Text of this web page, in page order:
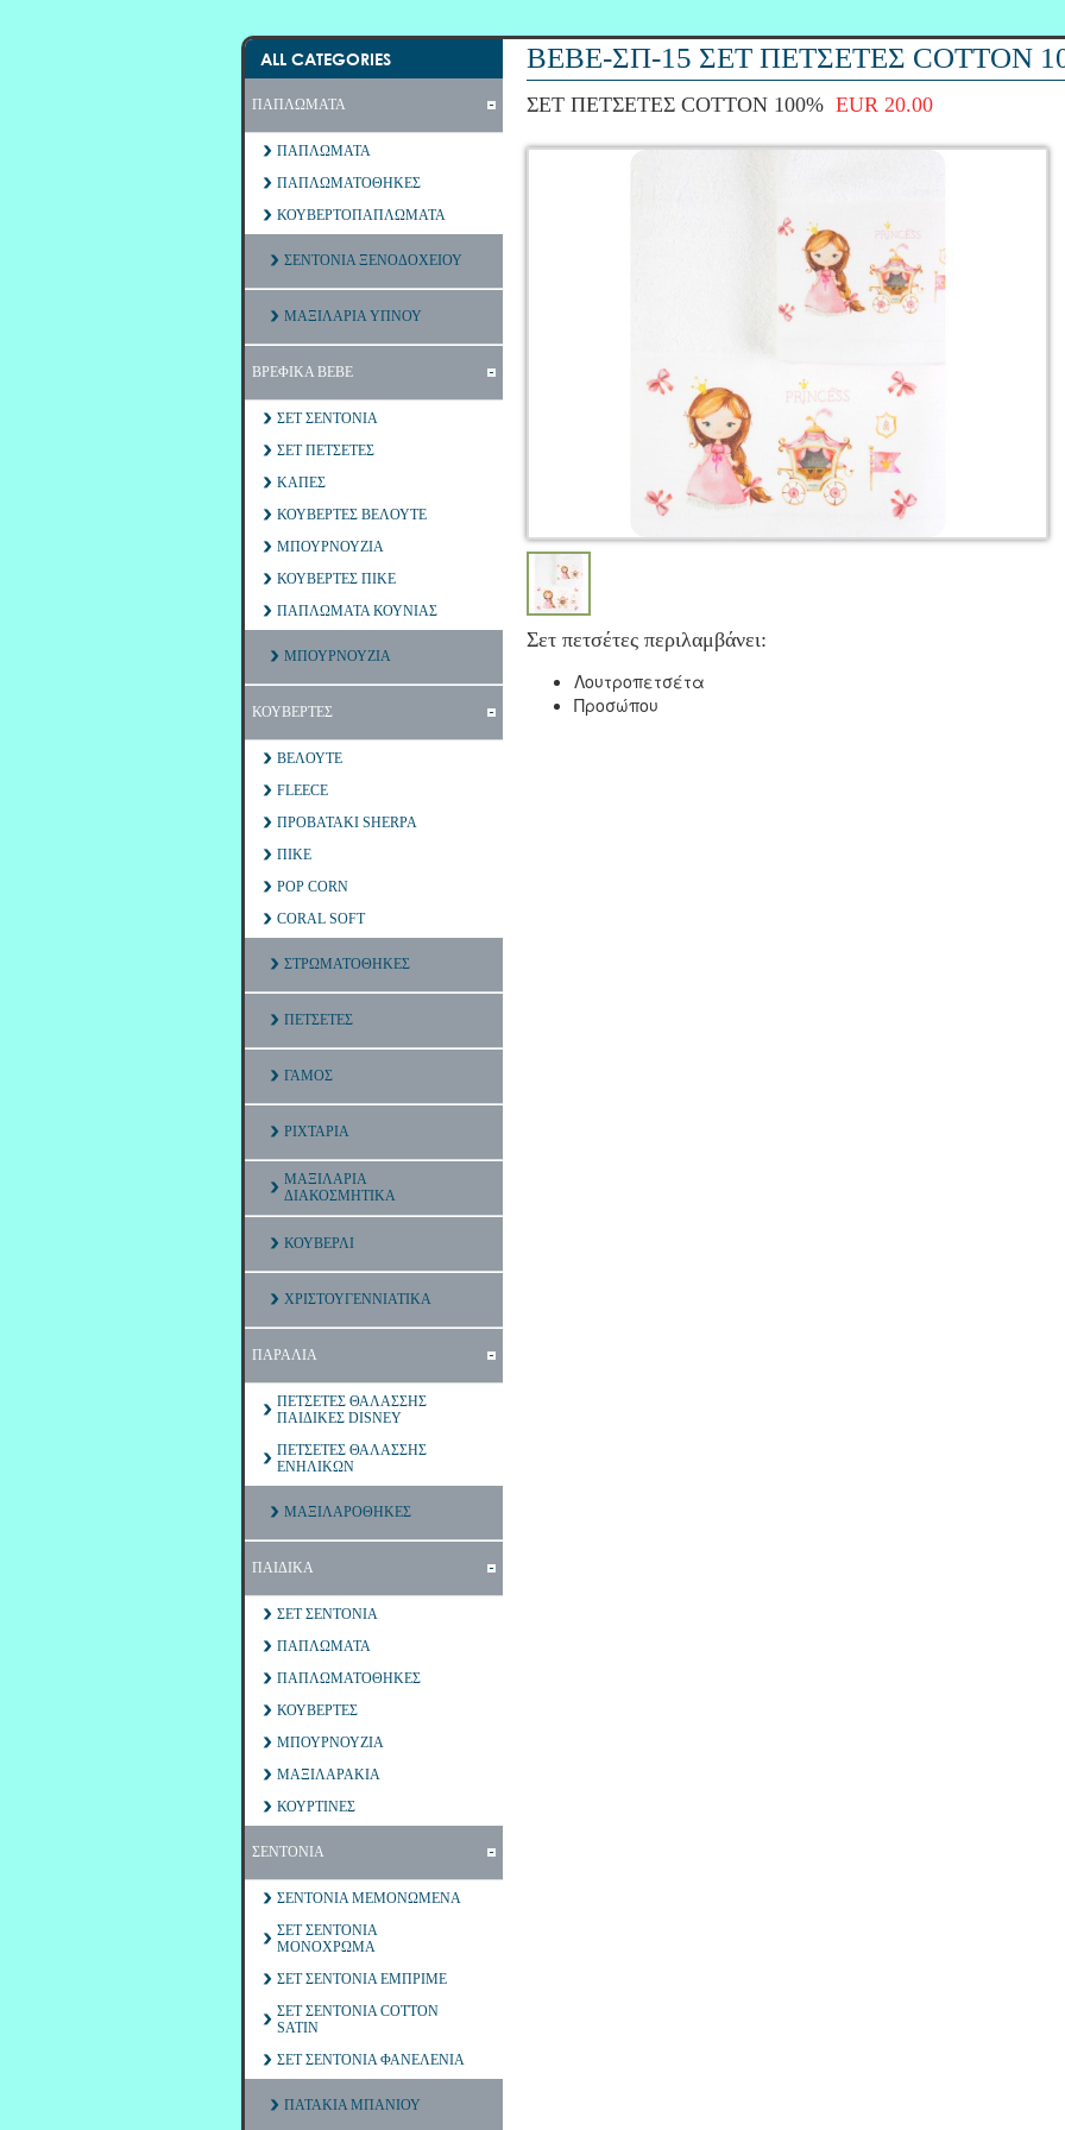
ALL CATEGORIES
ΠΑΠΛΩΜΑΤΑ
ΠΑΠΛΩΜΑΤΑ
ΠΑΠΛΩΜΑΤΟΘΗΚΕΣ
ΚΟΥΒΕΡΤΟΠΑΠΛΩΜΑΤΑ
ΣΕΝΤΟΝΙΑ ΞΕΝΟΔΟΧΕΙΟΥ
ΜΑΞΙΛΑΡΙΑ ΥΠΝΟΥ
ΒΡΕΦΙΚΑ ΒΕΒΕ
ΣΕΤ ΣΕΝΤΟΝΙΑ
ΣΕΤ ΠΕΤΣΕΤΕΣ
ΚΑΠΕΣ
ΚΟΥΒΕΡΤΕΣ ΒΕΛΟΥΤΕ
ΜΠΟΥΡΝΟΥΖΙΑ
ΚΟΥΒΕΡΤΕΣ ΠΙΚΕ
ΠΑΠΛΩΜΑΤΑ ΚΟΥΝΙΑΣ
ΜΠΟΥΡΝΟΥΖΙΑ
ΚΟΥΒΕΡΤΕΣ
ΒΕΛΟΥΤΕ
FLEECE
ΠΡΟΒΑΤΑΚΙ SHERPA
ΠΙΚΕ
POP CORN
CORAL SOFT
ΣΤΡΩΜΑΤΟΘΗΚΕΣ
ΠΕΤΣΕΤΕΣ
ΓΑΜΟΣ
ΡΙΧΤΑΡΙΑ
ΜΑΞΙΛΑΡΙΑ
ΔΙΑΚΟΣΜΗΤΙΚΑ
ΚΟΥΒΕΡΛΙ
ΧΡΙΣΤΟΥΓΕΝΝΙΑΤΙΚΑ
ΠΑΡΑΛΙΑ
ΠΕΤΣΕΤΕΣ ΘΑΛΑΣΣΗΣ
ΠΑΙΔΙΚΕΣ DISNEY
ΠΕΤΣΕΤΕΣ ΘΑΛΑΣΣΗΣ
ΕΝΗΛΙΚΩΝ
ΜΑΞΙΛΑΡΟΘΗΚΕΣ
ΠΑΙΔΙΚΑ
ΣΕΤ ΣΕΝΤΟΝΙΑ
ΠΑΠΛΩΜΑΤΑ
ΠΑΠΛΩΜΑΤΟΘΗΚΕΣ
ΚΟΥΒΕΡΤΕΣ
ΜΠΟΥΡΝΟΥΖΙΑ
ΜΑΞΙΛΑΡΑΚΙΑ
ΚΟΥΡΤΙΝΕΣ
ΣΕΝΤΟΝΙΑ
ΣΕΝΤΟΝΙΑ ΜΕΜΟΝΩΜΕΝΑ
ΣΕΤ ΣΕΝΤΟΝΙΑ
ΜΟΝΟΧΡΩΜΑ
ΣΕΤ ΣΕΝΤΟΝΙΑ ΕΜΠΡΙΜΕ
ΣΕΤ ΣΕΝΤΟΝΙΑ COTTON
SATIN
ΣΕΤ ΣΕΝΤΟΝΙΑ ΦΑΝΕΛΕΝΙΑ
ΠΑΤΑΚΙΑ ΜΠΑΝΙΟΥ
ΒΕΒΕ-ΣΠ-15 ΣΕΤ ΠΕΤΣΕΤΕΣ COTTON
ΣΕΤ ΠΕΤΣΕΤΕΣ COTTON 100% EUR 20.00
Σετ πετσέτες περιλαμβάνει:
Λουτροπετσέτα
Προσώπου